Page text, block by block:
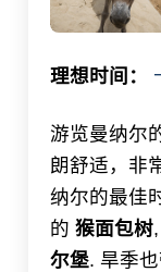
理想时间：
游览曼纳尔
朗舒适，非
纳尔的最佳
的 猴面包树
尔堡. 旱季